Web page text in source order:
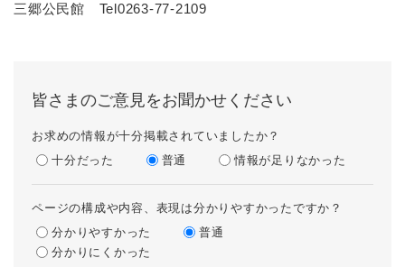
三郷公民館 Tel0263-77-2109
皆さまのご意見をお聞かせください
お求めの情報が十分掲載されていましたか？
十分だった
普通 情報が足りなかった
ページの構成や内容、表現は分かりやすかったですか？
分かりやすかった
普通
分かりにくかった